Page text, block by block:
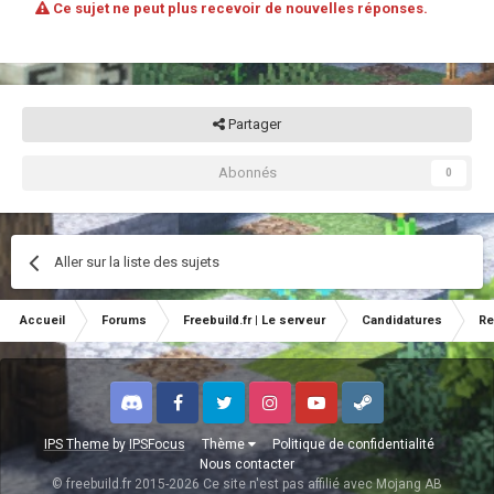
Ce sujet ne peut plus recevoir de nouvelles réponses.
Partager
Abonnés 0
Aller sur la liste des sujets
Accueil Forums Freebuild.fr | Le serveur Candidatures
IPS Themeby IPSFocus Thème
Politique de confidentialité
Nous contacter
Discord FacebookTwitter InstagramYoutubeSteam
© freebuild.fr 2015-2026 Ce site n'est pas affilié avec Mojang AB